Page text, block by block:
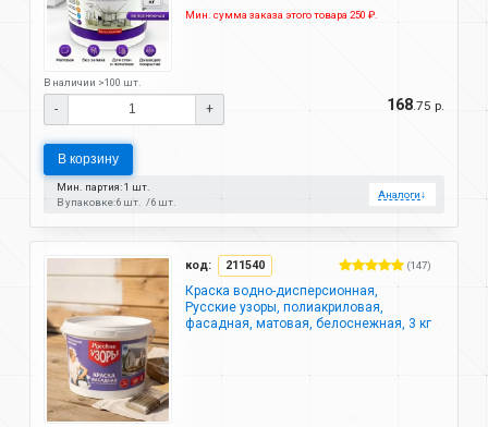
Мин. сумма заказа этого товара 250 ₽.
В наличии >100 шт.
- + 168.75 р.
В корзину
Мин. партия: 1 шт.
В упаковке:6 шт. 6 шт.
Аналоги↓
код: 211540 (147)
Краска водно-дисперсионная,
Русские узоры, полиакриловая,
фасадная, матовая, белоснежная, 3 кг